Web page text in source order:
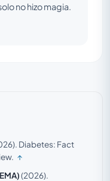
no hizo magia.
Diabetes: Fact
↑
(2026).